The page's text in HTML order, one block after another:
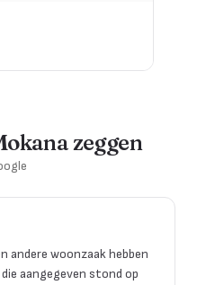
zeggen
andere woonzaak hebben
aangegeven stond op